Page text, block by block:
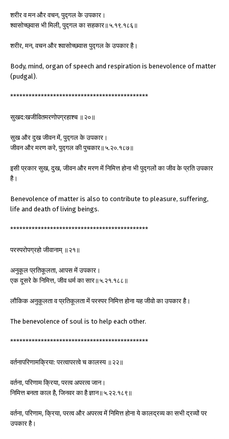
शरीर व मन और वचन, पुद्गल के उपकार।
श्वासोच्छ्वास भी मिली, पुद्गल का सहकार॥५.१९.१८६॥
शरीर, मन, वचन और श्वासोच्छवास पुद्गल के उपकार है।
Body, mind, organ of speech and respiration is benevolence of matter
(pudgal).
*********************************************
सुखद:खजीवितमरणोपग्रहाश्च ॥२०॥
सुख और दुख जीवन में, पुद्गल के उपकार।
जीवन और मरण करे, पुद्गल की पुचकार॥५.२०.१८७॥
इसी प्रकार सुख, दुख, जीवन और मरण में निमित्त होना भी पुद्गलों का जीव के प्रति उपकार
है।
Benevolence of matter is also to contribute to pleasure, suffering,
life and death of living beings.
*********************************************
परस्परोपग्रहो जीवानाम् ॥२१॥
अनुकूल प्रतिकूलता, आपस में उपकार।
एक दूसरे के निमित्त, जीव धर्म का सार॥५.२१.१८८॥
लौकिक अनुकूलता व प्रतिकूलता में परस्पर निमित्त होना यह जीवो का उपकार है।
The benevolence of soul is to help each other.
*********************************************
वर्तनापरिणामक्रिया: परत्वापरत्वे च कालस्य ॥२२॥
वर्तना, परिणाम क्रिया, परत्व अपरत्व जान।
निमित्त बनता काल है, जिनवर का है ज्ञान॥५.२२.१८९॥
वर्तना, परिणाम, क्रिया, परत्व और अपरत्व में निमित्त होना ये कालद्रव्य का सभी द्रव्यों पर
उपकार है।